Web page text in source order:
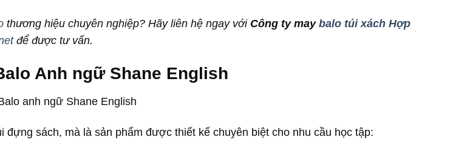
thương hiệu chuyên nghiệp? Hãy liên hệ ngay với Công ty may balo túi xách Hợp
để được tư vấn.
Anh ngữ Shane English
đựng sách, mà là sản phẩm được thiết kế chuyên biệt cho nhu cầu học tập: